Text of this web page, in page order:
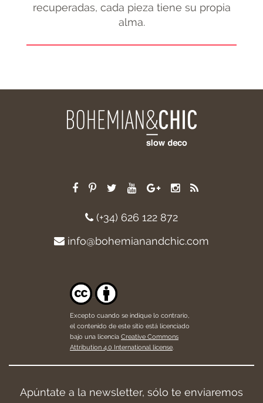
recuperadas, cada pieza tiene su propia
alma.
(+34) 626 122 872
info@bohemianandchic.com
Excepto cuando se indique lo contrario,
el contenido de este sitio está licenciado
bajo una licencia Creative Commons
Attribution 4.0 International license.
Apúntate a la newsletter, sólo te enviaremos